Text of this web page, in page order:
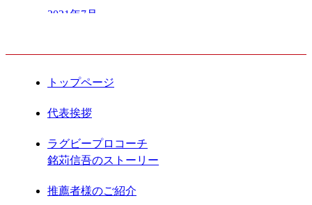
2021年7月
2021年5月
2021年4月
2021年3月
2021年2月
2021年1月
トップページ
代表挨拶
ラグビープロコーチ
銘苅信吾のストーリー
推薦者様のご紹介